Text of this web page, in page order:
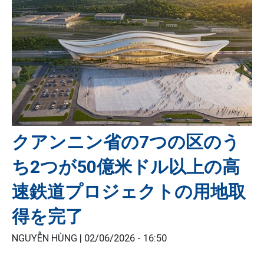
クアンニン省の7つの区のう
ち2つが50億米ドル以上の高
速鉄道プロジェクトの用地取
得を完了
NGUYỄN HÙNG | 02/06/2026 - 16:50